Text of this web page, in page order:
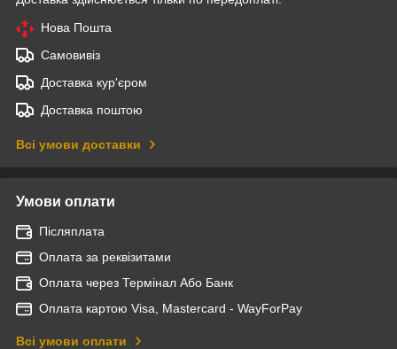
Нова Пошта
Самовивіз
Доставка кур'єром
Доставка поштою
Всі умови доставки
Умови оплати
Післяплата
Оплата за реквізитами
Оплата через Термінал Або Банк
Оплата картою Visa, Mastercard - WayForPay
Всі умови оплати